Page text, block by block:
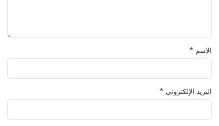
الاسم *
البريد الإلكتروني *